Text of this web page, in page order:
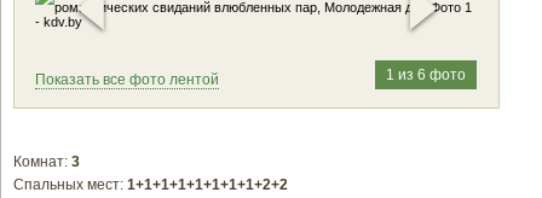
1 из 6 фото
Показать все фото лентой
Комнат: 3
Спальных мест: 1+1+1+1+1+1+1+1+2+2